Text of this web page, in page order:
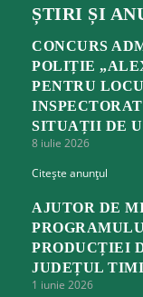
ȘTIRI ȘI
CONCURS
POLIȚIE
PENTRU
SITUAȚII DE
8 iulie 2026
Citește anunțul
AJUTOR DE
PRODUCȚIEI
JUDEȚUL
1 iunie 2026